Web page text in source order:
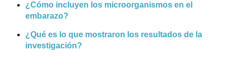
¿Cómo incluyen los microorganismos en el
embarazo?
¿Qué es lo que mostraron los resultados de la
investigación?